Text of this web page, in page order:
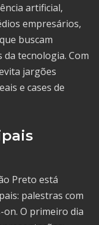
artificial,
empresários,
buscam
tecnologia. Com
jargões
e cases de
Preto está
palestras com
on. O primeiro dia